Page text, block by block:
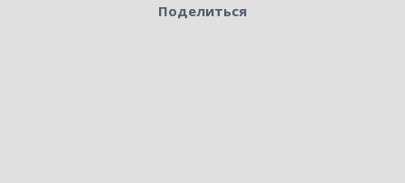
Поделиться